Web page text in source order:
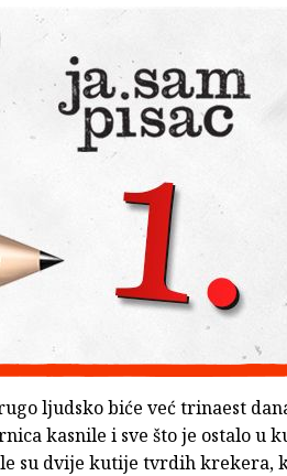
ljudsko biće već trinaest
kasnile i sve što je ostalo u
su dvije kutije tvrdih krekera,